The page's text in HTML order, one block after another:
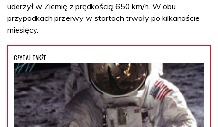
uderzył w Ziemię z prędkością 650 km/h. W obu
przypadkach przerwy w startach trwały po kilkanaście
miesięcy.
CZYTAJ TAKŻE